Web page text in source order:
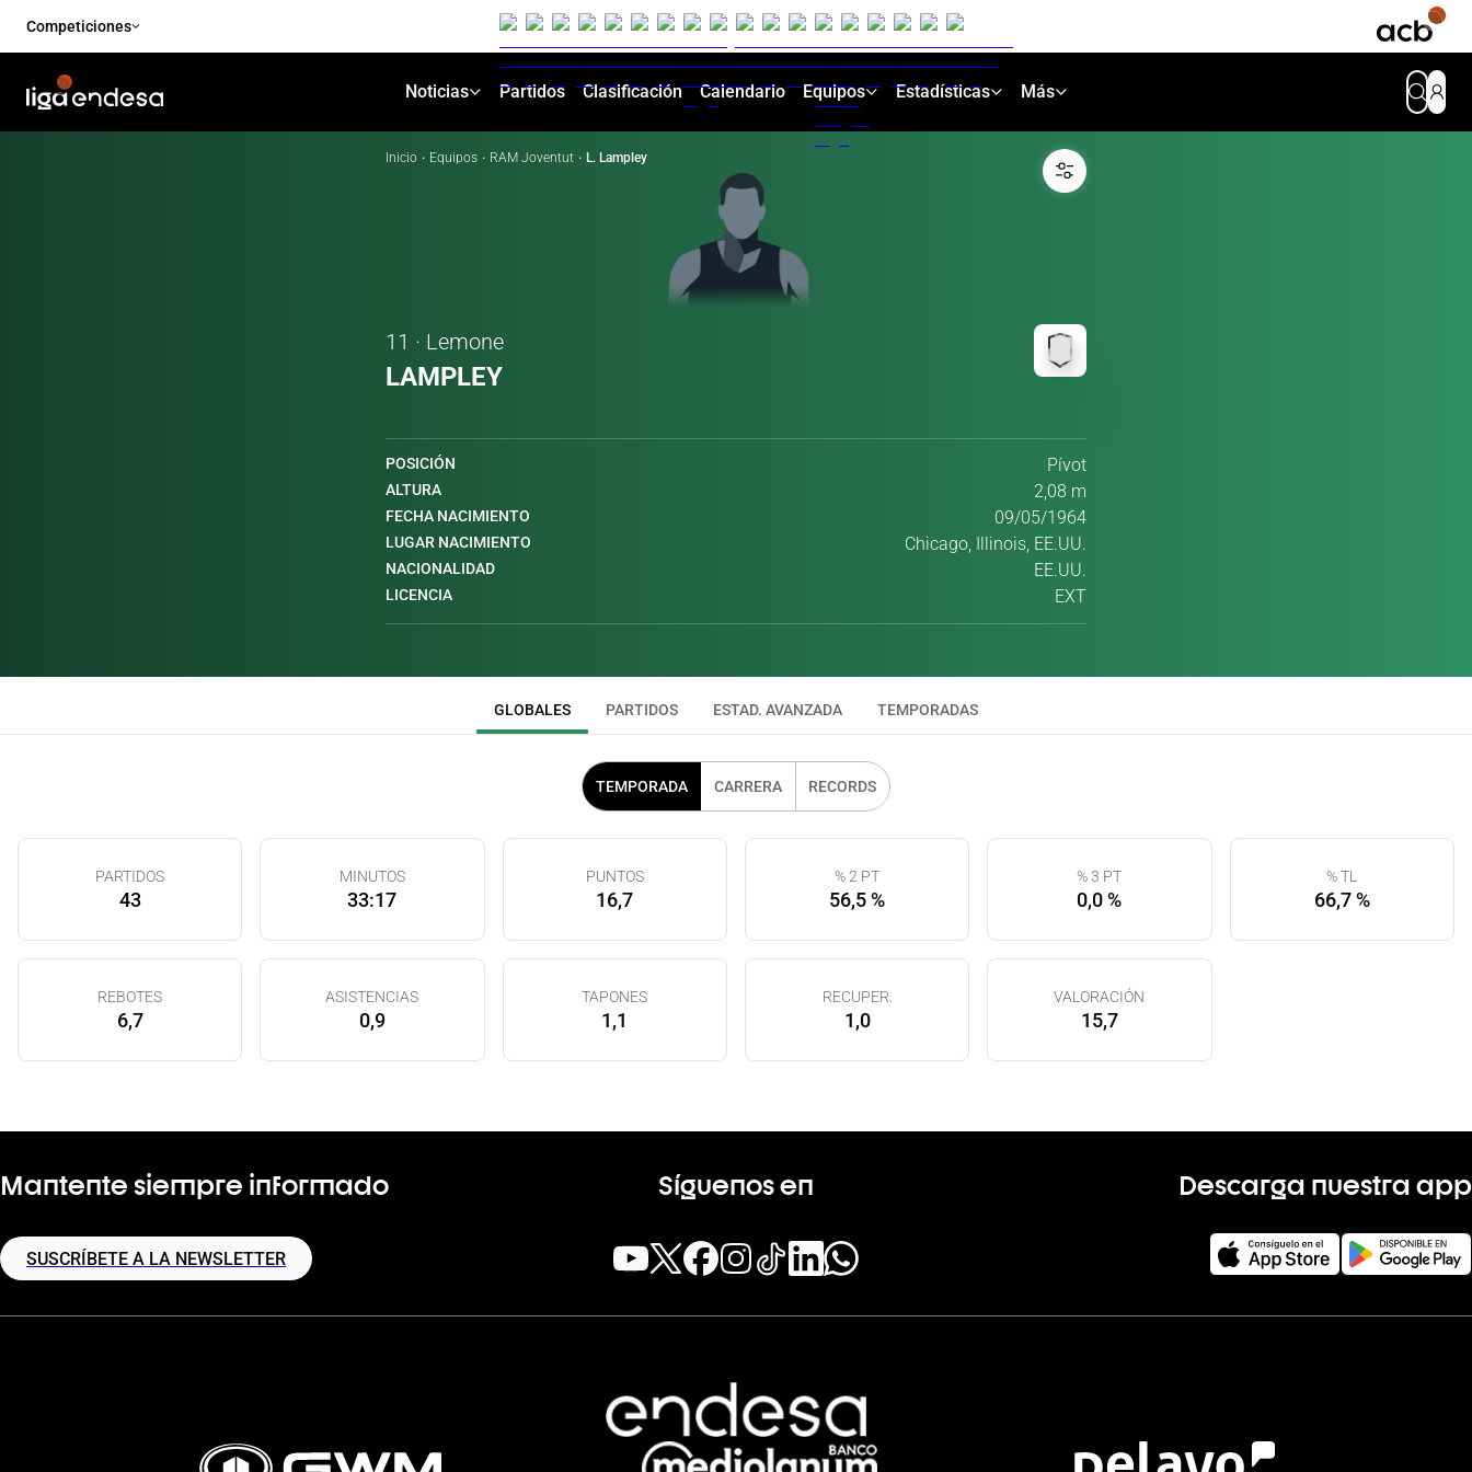
Competiciones
Noticias Partidos Clasificación Calendario Equipos Estadísticas Más
Inicio · Equipos · RAM Joventut · L. Lampley
11 · Lemone
LAMPLEY
POSICIÓN Pívot
ALTURA 2,08 m
FECHA NACIMIENTO 09/05/1964
LUGAR NACIMIENTO Chicago, Illinois, EE.UU.
NACIONALIDAD EE.UU.
LICENCIA EXT
GLOBALES PARTIDOS ESTAD. AVANZADA TEMPORADAS
TEMPORADA CARRERA RECORDS
PARTIDOS
43
MINUTOS
33:17
PUNTOS
16,7
% 2 PT
56,5 %
% 3 PT
0,0 %
% TL
66,7 %
REBOTES
6,7
ASISTENCIAS
0,9
TAPONES
1,1
RECUPER.
1,0
VALORACIÓN
15,7
Mantente siempre informado
SUSCRÍBETE A LA NEWSLETTER
Síguenos en Descarga nuestra app